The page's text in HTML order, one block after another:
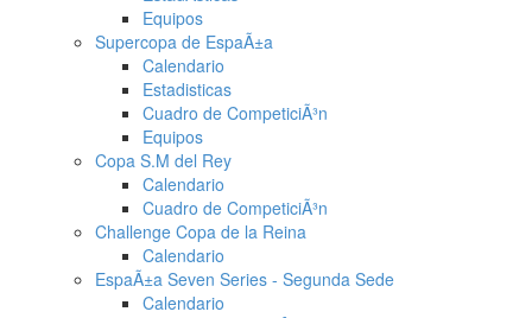
Equipos
Supercopa de EspaÃ±a
Calendario
Estadisticas
Cuadro de CompeticiÃ³n
Equipos
Copa S.M del Rey
Calendario
Cuadro de CompeticiÃ³n
Challenge Copa de la Reina
Calendario
EspaÃ±a Seven Series - Segunda Sede
Calendario